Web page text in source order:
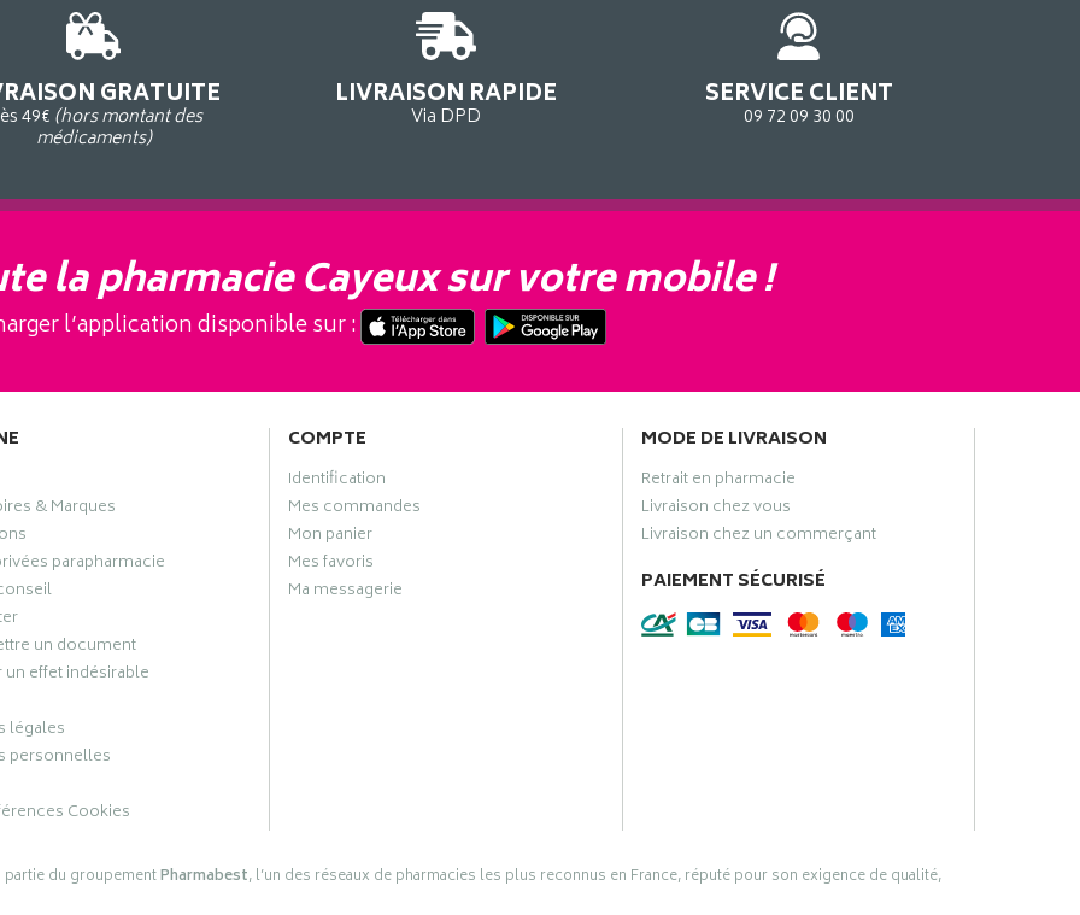
GRATUITE
49€(hors montant des
médicaments)
LIVRAISON RAPIDE
Via DPD
SERVICE CLIENT
09 72 09 30 00
la pharmacie Cayeux sur votre mobile !
l’application disponible sur :
& Marques
parapharmacie
un document
effet indésirable
légales
personnelles
Cookies
COMPTE
Identification
Mes commandes
Mon panier
Mes favoris
Ma messagerie
MODE DE LIVRAISON
Retrait en pharmacie
Livraison chez vous
Livraison chez un commerçant
PAIEMENT SÉCURISÉ
du groupementPharmabest, l’un des réseaux de pharmacies les plus reconnus en France, réputé pour son exigence de qualité,